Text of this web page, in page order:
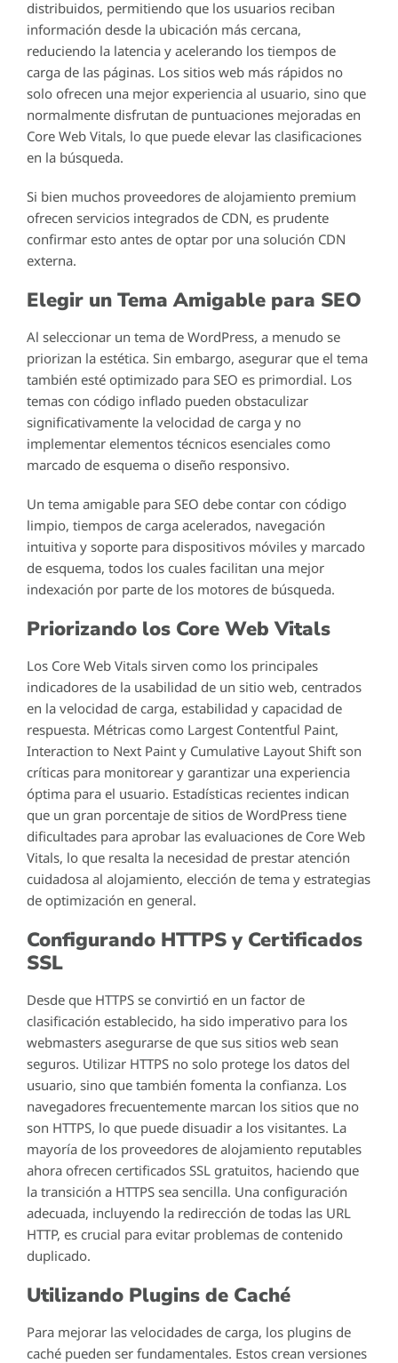
distribuidos, permitiendo que los usuarios reciban
información desde la ubicación más cercana,
reduciendo la latencia y acelerando los tiempos de
carga de las páginas. Los sitios web más rápidos no
solo ofrecen una mejor experiencia al usuario, sino que
normalmente disfrutan de puntuaciones mejoradas en
Core Web Vitals, lo que puede elevar las clasificaciones
en la búsqueda.
Si bien muchos proveedores de alojamiento premium
ofrecen servicios integrados de CDN, es prudente
confirmar esto antes de optar por una solución CDN
externa.
Elegir un Tema Amigable para SEO
Al seleccionar un tema de WordPress, a menudo se
priorizan la estética. Sin embargo, asegurar que el tema
también esté optimizado para SEO es primordial. Los
temas con código inflado pueden obstaculizar
significativamente la velocidad de carga y no
implementar elementos técnicos esenciales como
marcado de esquema o diseño responsivo.
Un tema amigable para SEO debe contar con código
limpio, tiempos de carga acelerados, navegación
intuitiva y soporte para dispositivos móviles y marcado
de esquema, todos los cuales facilitan una mejor
indexación por parte de los motores de búsqueda.
Priorizando los Core Web Vitals
Los Core Web Vitals sirven como los principales
indicadores de la usabilidad de un sitio web, centrados
en la velocidad de carga, estabilidad y capacidad de
respuesta. Métricas como Largest Contentful Paint,
Interaction to Next Paint y Cumulative Layout Shift son
críticas para monitorear y garantizar una experiencia
óptima para el usuario. Estadísticas recientes indican
que un gran porcentaje de sitios de WordPress tiene
dificultades para aprobar las evaluaciones de Core Web
Vitals, lo que resalta la necesidad de prestar atención
cuidadosa al alojamiento, elección de tema y estrategias
de optimización en general.
Configurando HTTPS y Certificados
SSL
Desde que HTTPS se convirtió en un factor de
clasificación establecido, ha sido imperativo para los
webmasters asegurarse de que sus sitios web sean
seguros. Utilizar HTTPS no solo protege los datos del
usuario, sino que también fomenta la confianza. Los
navegadores frecuentemente marcan los sitios que no
son HTTPS, lo que puede disuadir a los visitantes. La
mayoría de los proveedores de alojamiento reputables
ahora ofrecen certificados SSL gratuitos, haciendo que
la transición a HTTPS sea sencilla. Una configuración
adecuada, incluyendo la redirección de todas las URL
HTTP, es crucial para evitar problemas de contenido
duplicado.
Utilizando Plugins de Caché
Para mejorar las velocidades de carga, los plugins de
caché pueden ser fundamentales. Estos crean versiones